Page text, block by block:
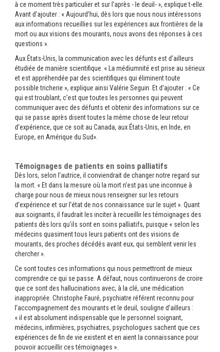
à ce moment très particulier et sur l’après - le deuil- », explique t-elle.
Avant d’ajouter : « Aujourd’hui, dès lors que nous nous intéressons
aux informations recueillies sur les expériences aux frontières de la
mort ou aux visions des mourants, nous avons des réponses à ces
questions ».
Aux États-Unis, la communication avec les défunts est d’ailleurs
étudiée de manière scientifique. « La médiumnité est prise au sérieux
et est appréhendée par des scientifiques qui éliminent toute
possible tricherie », explique ainsi Valérie Seguin. Et d’ajouter : « Ce
qui est troublant, c’est que toutes les personnes qui peuvent
communiquer avec des défunts et obtenir des informations sur ce
qui se passe après disent toutes la même chose de leur retour
d’expérience, que ce soit au Canada, aux États-Unis, en Inde, en
Europe, en Amérique du Sud».
Témoignages de patients en soins palliatifs
Dès lors, selon l’autrice, il conviendrait de changer notre regard sur
la mort. « Et dans la mesure où la mort n’est pas une inconnue à
charge pour nous de mieux nous renseigner sur les retours
d’expérience et sur l’état de nos connaissance sur le sujet ». Quant
aux soignants, il faudrait les inciter à recueillir les témoignages des
patients dès lors qu’ils sont en soins palliatifs, puisque « selon les
médecins quasiment tous leurs patients ont des visions de
mourants, des proches décédés avant eux, qui semblent venir les
chercher ».
Ce sont toutes ces informations qui nous permettront de mieux
comprendre ce qui se passe. A défaut, nous continuerons de croire
que ce sont des hallucinations avec, à la clé, une médication
inappropriée. Christophe Fauré, psychiatre référent reconnu pour
l’accompagnement des mourants et le deuil, souligne d’ailleurs :
« il est absolument indispensable que le personnel soignant,
médecins, infirmières, psychiatres, psychologues sachent que ces
expériences de fin de vie existent et en aient la connaissance pour
pouvoir accueillir ces témoignages ».